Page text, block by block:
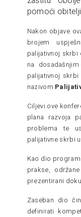
pomoći
Nakon objave
brojem
palijativnoj skrbi
na
palijativnoj
nazivom
Ciljevi ove
plana razvoja
problema te
palijativne skrbi u
Kao dio
prakse,
prezentirani
Zaseban dio
definirati